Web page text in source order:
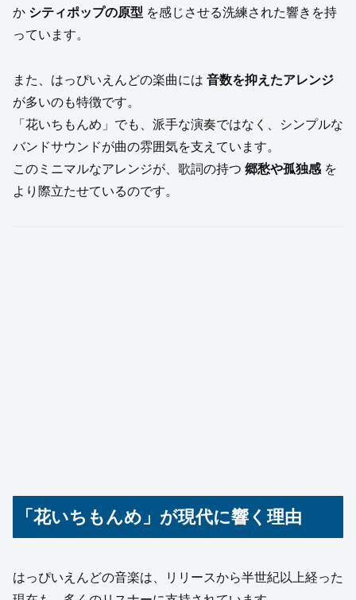
か シティポップの原型 を感じさせる洗練された響きを持
っています。
また、はっぴいえんどの楽曲には 音数を抑えたアレンジ
が多いのも特徴です。
「花いちもんめ」でも、派手な演奏ではなく、シンプルな
バンドサウンドが曲の雰囲気を支えています。
このミニマルなアレンジが、歌詞の持つ 郷愁や孤独感 を
より際立たせているのです。
「花いちもんめ」が現代に響く理由
はっぴいえんどの音楽は、リリースから半世紀以上経った